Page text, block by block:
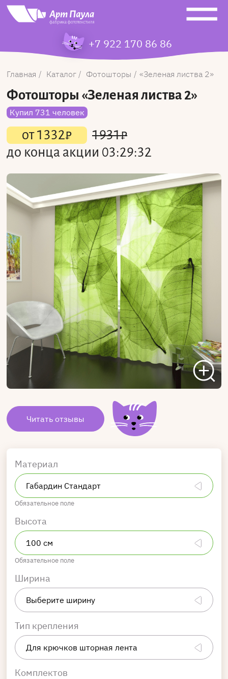
+7 922 170 86 86
Главная Каталог Фотошторы Зеленая листва 2
Фотошторы «Зеленая листва 2»
Купил 731 человек
от1332₽ 1931₽
до конца акции 03:29:32
Читать отзывы
Материал
Обязательное поле
Высота
Обязательное поле
Ширина
Тип крепления
Комплектов